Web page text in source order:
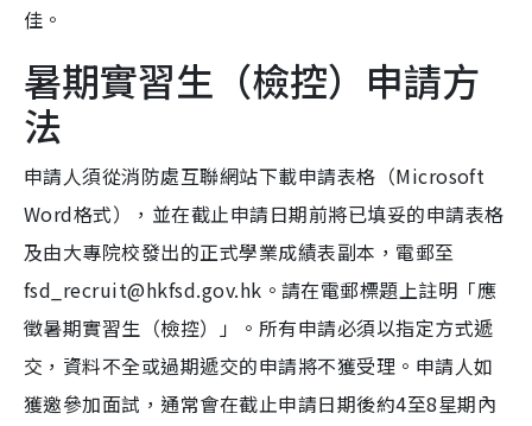
佳。
暑期實習生（檢控）申請方
法
申請人須從消防處互聯網站下載申請表格（Microsoft
Word格式），並在截止申請日期前將已填妥的申請表格
及由大專院校發出的正式學業成績表副本，電郵至
fsd_recruit@hkfsd.gov.hk。請在電郵標題上註明「應
徵暑期實習生（檢控）」。所有申請必須以指定方式遞
交，資料不全或過期遞交的申請將不獲受理。申請人如
獲邀參加面試，通常會在截止申請日期後約4至8星期內